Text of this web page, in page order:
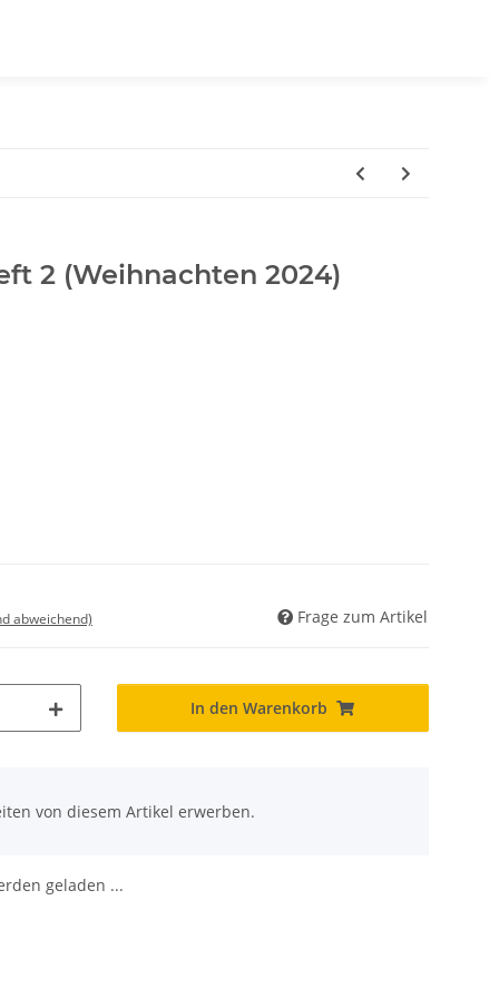
2 (Weihnachten 2024)
abweichend) Frage zum Artikel
In den Warenkorb
von diesem Artikel erwerben.
geladen ...